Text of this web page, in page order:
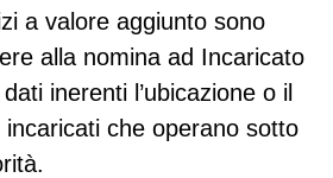
a valore aggiunto sono
alla nomina ad Incaricato
inerenti l’ubicazione o il
che operano sotto